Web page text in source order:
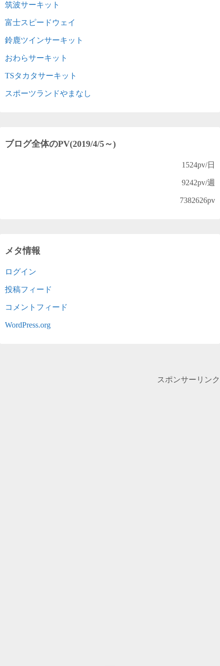
筑波サーキット
富士スピードウェイ
鈴鹿ツインサーキット
おわらサーキット
TSタカタサーキット
スポーツランドやまなし
ブログ全体のPV(2019/4/5～)
1524pv/日
9242pv/週
7382626pv
メタ情報
ログイン
投稿フィード
コメントフィード
WordPress.org
スポンサーリンク